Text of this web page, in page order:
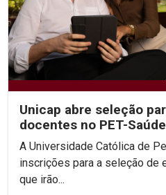
Unicap abre seleção
docentes no PET-
A Universidade Católica de
inscrições para a seleção de
que irão...